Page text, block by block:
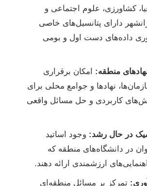
کشاورزی، علوم اجتماعی و
دارای پتانسیل‌های خاصی
داده‌های دست اول و بومی
منطقه: امکان برقراری
نهادها و جوامع محلی برای
کاربردی و حل مسائل واقعی
در حال رشد: وجود اساتید
در دانشگاه‌های منطقه که
ارزشمندی ارائه دهند.
تمرکز بر مسائل منطقه‌ای